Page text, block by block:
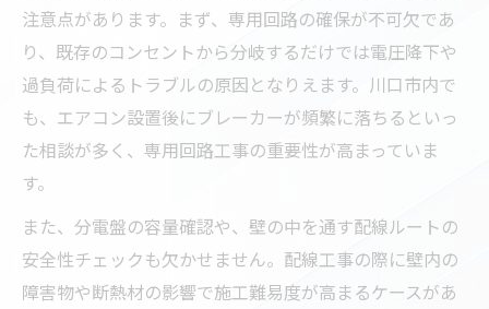
注意点があります。まず、専用回路の確保が不可欠であ
り、既存のコンセントから分岐するだけでは電圧降下や
過負荷によるトラブルの原因となりえます。川口市内で
も、エアコン設置後にブレーカーが頻繁に落ちるといっ
た相談が多く、専用回路工事の重要性が高まっていま
す。
また、分電盤の容量確認や、壁の中を通す配線ルートの
安全性チェックも欠かせません。配線工事の際に壁内の
障害物や断熱材の影響で施工難易度が高まるケースがあ